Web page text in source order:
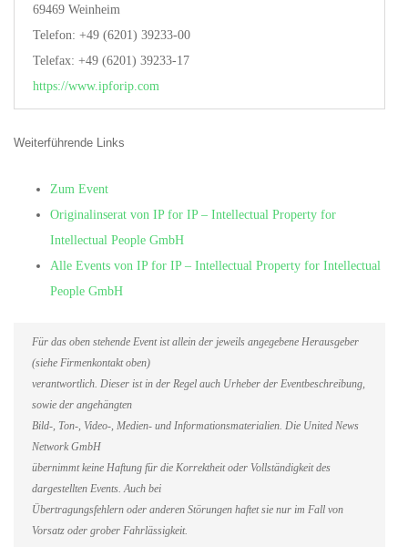
69469 Weinheim
Telefon: +49 (6201) 39233-00
Telefax: +49 (6201) 39233-17
https://www.ipforip.com
Weiterführende Links
Zum Event
Originalinserat von IP for IP – Intellectual Property for
Intellectual People GmbH
Alle Events von IP for IP – Intellectual Property for Intellectual
People GmbH
Für das oben stehende Event ist allein der jeweils angegebene Herausgeber
(siehe Firmenkontakt oben)
verantwortlich. Dieser ist in der Regel auch Urheber der Eventbeschreibung,
sowie der angehängten
Bild-, Ton-, Video-, Medien- und Informationsmaterialien. Die United News
Network GmbH
übernimmt keine Haftung für die Korrektheit oder Vollständigkeit des
dargestellten Events. Auch bei
Übertragungsfehlern oder anderen Störungen haftet sie nur im Fall von
Vorsatz oder grober Fahrlässigkeit.